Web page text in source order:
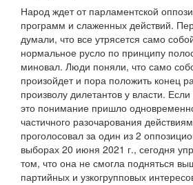
Народ ждет от парламентской
программ и слаженных действий.
думали, что все утрясется само
нормальное русло по принципу
миновал. Люди поняли, что само
произойдет и пора положить конец
произволу дилетантов у власти.
это понимание пришло
частичного разочарования
проголосовал за один из 2
выборах 20 июня 2021 г., сегодня
том, что она не смогла подняться
партийных и узкогрупповых